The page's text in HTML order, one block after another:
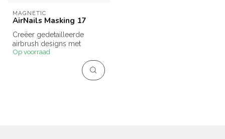
MAGNETIC
AirNails Masking 17
Creëer gedetailleerde
airbrush designs met
AirNails Masking 17.
Op voorraad